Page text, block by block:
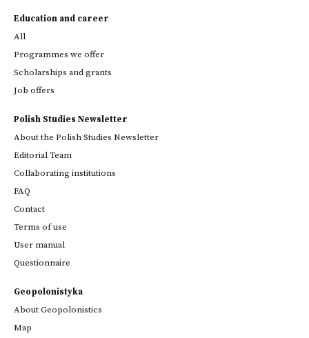
Education and career
All
Programmes we offer
Scholarships and grants
Job offers
Polish Studies Newsletter
About the Polish Studies Newsletter
Editorial Team
Collaborating institutions
FAQ
Contact
Terms of use
User manual
Questionnaire
Geopolonistyka
About Geopolonistics
Map